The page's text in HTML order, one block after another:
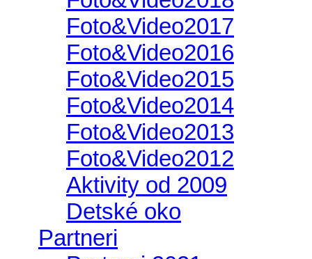
Foto&Video2017
Foto&Video2016
Foto&Video2015
Foto&Video2014
Foto&Video2013
Foto&Video2012
Aktivity od 2009
Detské oko
Partneri